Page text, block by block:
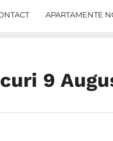
APARTAMENTE
9